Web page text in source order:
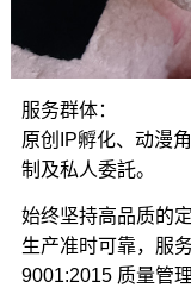
服务群体：
原创IP孵化、动漫
制及私人委託。
始终坚持高品质的
生产准时可靠，服
9001:2015 质量管